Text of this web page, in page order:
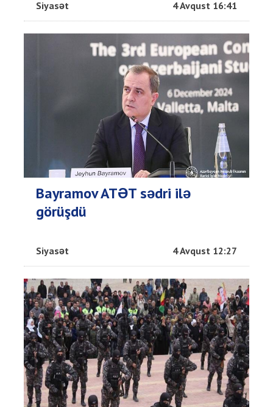
Siyasət 4 Avqust 16:41
Bayramov ATƏT sədri ilə
görüşdü
Siyasət 4 Avqust 12:27